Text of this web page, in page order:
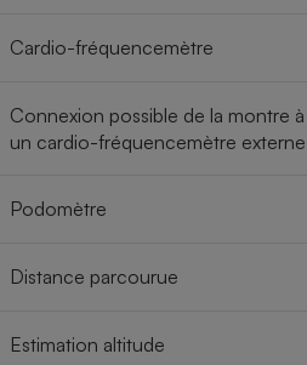
Cardio-fréquencemètre
Connexion possible de la montre à
un cardio-fréquencemètre externe
Podomètre
Distance parcourue
Estimation altitude